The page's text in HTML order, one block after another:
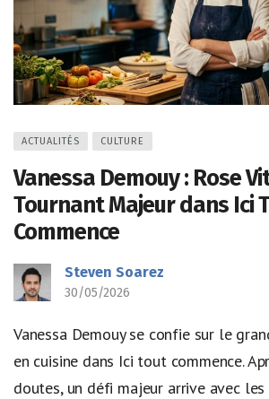
ACTUALITÉS CULTURE
Vanessa Demouy : Rose
Tournant Majeur dans Ici
Commence
Steven Soarez
30/05/2026
Vanessa Demouy se confie sur le
en cuisine dans Ici tout commence.
doutes, un défi majeur arrive avec